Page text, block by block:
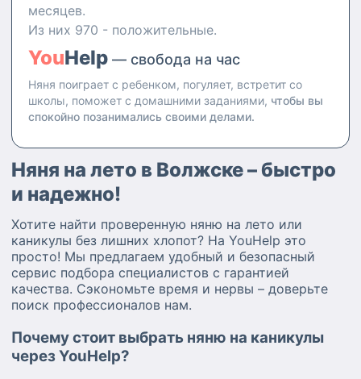
месяцев.
Из них 970 - положительные.
YouHelp — свобода на час
Няня поиграет с ребенком, погуляет, встретит со
школы, поможет с домашними заданиями, чтобы вы
спокойно позанимались своими делами.
Няня на лето в Волжске – быстро
и надежно!
Хотите найти проверенную няню на лето или
каникулы без лишних хлопот? На YouHelp это
просто! Мы предлагаем удобный и безопасный
сервис подбора специалистов с гарантией
качества. Сэкономьте время и нервы – доверьте
поиск профессионалов нам.
Почему стоит выбрать няню на каникулы
через YouHelp?